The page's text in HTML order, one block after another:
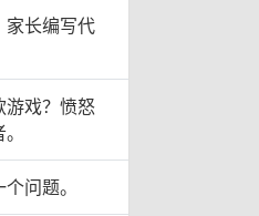
家长编写代
游戏？愤怒
问题。